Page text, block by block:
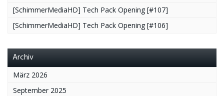
[SchimmerMediaHD] Tech Pack Opening [#107]
[SchimmerMediaHD] Tech Pack Opening [#106]
Archiv
März 2026
September 2025